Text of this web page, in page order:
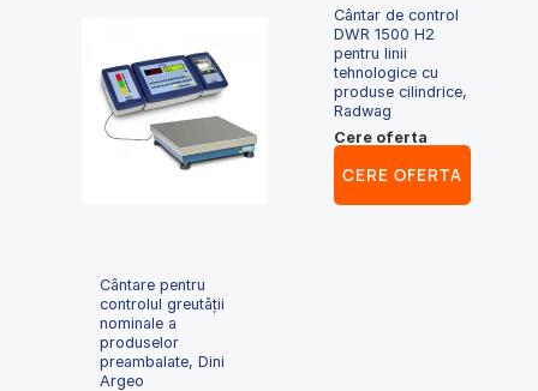
Cântare pentru
controlul greutăţii
nominale a
produselor
preambalate, Dini
Argeo
Cântar de control
DWR 1500 H2
pentru linii
tehnologice cu
produse cilindrice,
Radwag
Cere oferta
CERE OFERTA